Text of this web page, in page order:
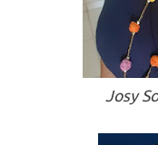
Josy